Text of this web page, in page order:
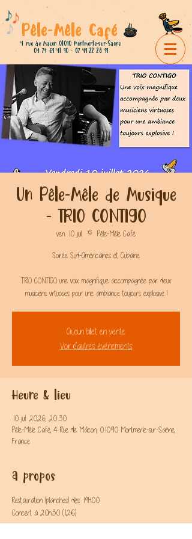
Pêle-Mêle Café
4 rue de Macon 01090 Montmerle-sur-Saone
04 74 69 41 90 - 07 49 22 28 99
Un Pêle-Mêle de Musique
- TRIO CONTIGO
ven. 10 juil.
  |
Pêle-Mêle Café
Soirée Sud-Américaines et Cubaine
TRIO CONTIGO une voix magnifique accompagnée par deux
musiciens virtuoses pour une ambiance toujours explosive !
Aucun billet en vente
Voir d'autres événements
Heure & lieu
10 juil. 2026, 20:30
Pêle-Mêle Café, 4 Rue de Mâcon, 01090 Montmerle-sur-Saône,
France
A propos
Restauration (planches) dès 19H00
Concert à 20h30 (12€)